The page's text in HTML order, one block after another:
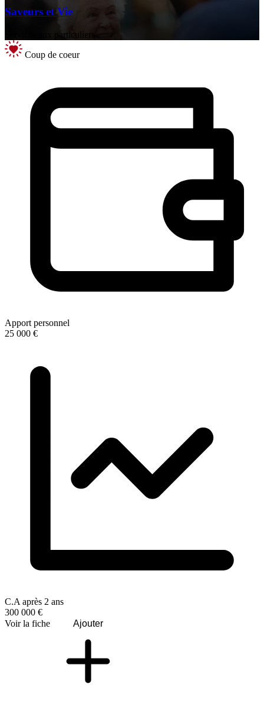
Saveurs et Vie
Services aux particuliers
Coup de coeur
Apport personnel
25 000 €
C.A après 2 ans
300 000 €
Voir la fiche
Ajouter